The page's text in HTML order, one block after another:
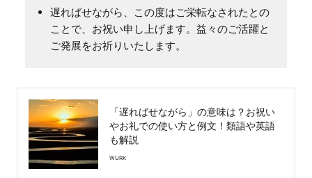
遅ればせながら、この度はご栄転なされたとの
ことで、お祝い申し上げます。益々のご活躍と
ご発展をお祈りいたします。
「遅ればせながら」の意味は？お祝い
やお礼での使い方と例文！類語や英語
も解説
WURK